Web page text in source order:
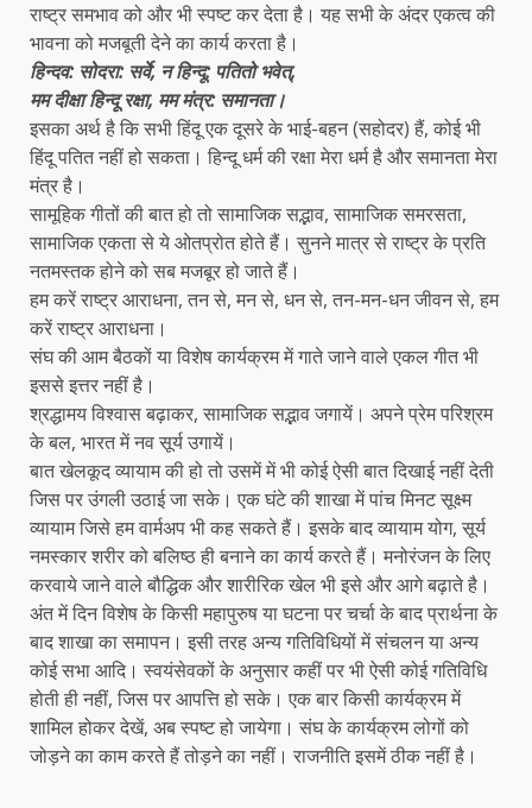
राष्ट्र समभाव को और भी स्पष्ट कर देता है। यह सभी के अंदर एकत्व की
भावना को मजबूती देने का कार्य करता है।
हिन्दव: सोदरा: सर्वे, न हिन्दू: पतितो भवेत्,
मम दीक्षा हिन्दू रक्षा, मम मंत्र: समानता।
इसका अर्थ है कि सभी हिंदू एक दूसरे के भाई-बहन (सहोदर) हैं, कोई भी
हिंदू पतित नहीं हो सकता। हिन्दू धर्म की रक्षा मेरा धर्म है और समानता मेरा
मंत्र है।
सामूहिक गीतों की बात हो तो सामाजिक सद्भाव, सामाजिक समरसता,
सामाजिक एकता से ये ओतप्रोत होते हैं। सुनने मात्र से राष्ट्र के प्रति
नतमस्तक होने को सब मजबूर हो जाते हैं।
हम करें राष्ट्र आराधना, तन से, मन से, धन से, तन-मन-धन जीवन से, हम
करें राष्ट्र आराधना।
संघ की आम बैठकों या विशेष कार्यक्रम में गाते जाने वाले एकल गीत भी
इससे इत्तर नहीं है।
श्रद्धामय विश्वास बढ़ाकर, सामाजिक सद्भाव जगायें। अपने प्रेम परिश्रम
के बल, भारत में नव सूर्य उगायें।
बात खेलकूद व्यायाम की हो तो उसमें में भी कोई ऐसी बात दिखाई नहीं देती
जिस पर उंगली उठाई जा सके। एक घंटे की शाखा में पांच मिनट सूक्ष्म
व्यायाम जिसे हम वार्मअप भी कह सकते हैं। इसके बाद व्यायाम योग, सूर्य
नमस्कार शरीर को बलिष्ठ ही बनाने का कार्य करते हैं। मनोरंजन के लिए
करवाये जाने वाले बौद्धिक और शारीरिक खेल भी इसे और आगे बढ़ाते है।
अंत में दिन विशेष के किसी महापुरुष या घटना पर चर्चा के बाद प्रार्थना के
बाद शाखा का समापन। इसी तरह अन्य गतिविधियों में संचलन या अन्य
कोई सभा आदि। स्वयंसेवकों के अनुसार कहीं पर भी ऐसी कोई गतिविधि
होती ही नहीं, जिस पर आपत्ति हो सके। एक बार किसी कार्यक्रम में
शामिल होकर देखें, अब स्पष्ट हो जायेगा। संघ के कार्यक्रम लोगों को
जोड़ने का काम करते हैं तोड़ने का नहीं। राजनीति इसमें ठीक नहीं है।